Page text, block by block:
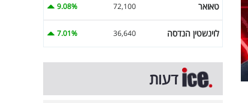
טאואר 72,100
9.08%
לוינשטין הנדסה 36,640
7.01%
דעות